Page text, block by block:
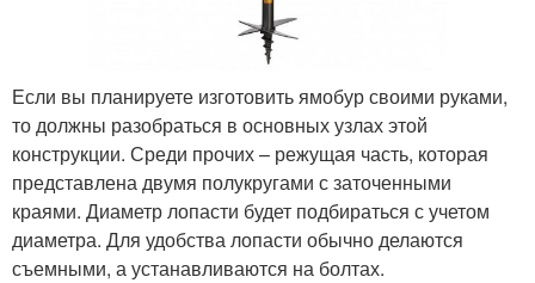
Если вы планируете изготовить ямобур своими руками,
то должны разобраться в основных узлах этой
конструкции. Среди прочих – режущая часть, которая
представлена двумя полукругами с заточенными
краями. Диаметр лопасти будет подбираться с учетом
диаметра. Для удобства лопасти обычно делаются
съемными, а устанавливаются на болтах.